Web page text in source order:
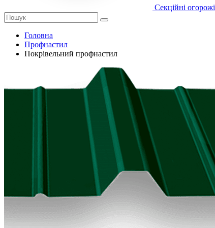
Секційні огорожі
Головна
Профнастил
Покрівельний профнастил